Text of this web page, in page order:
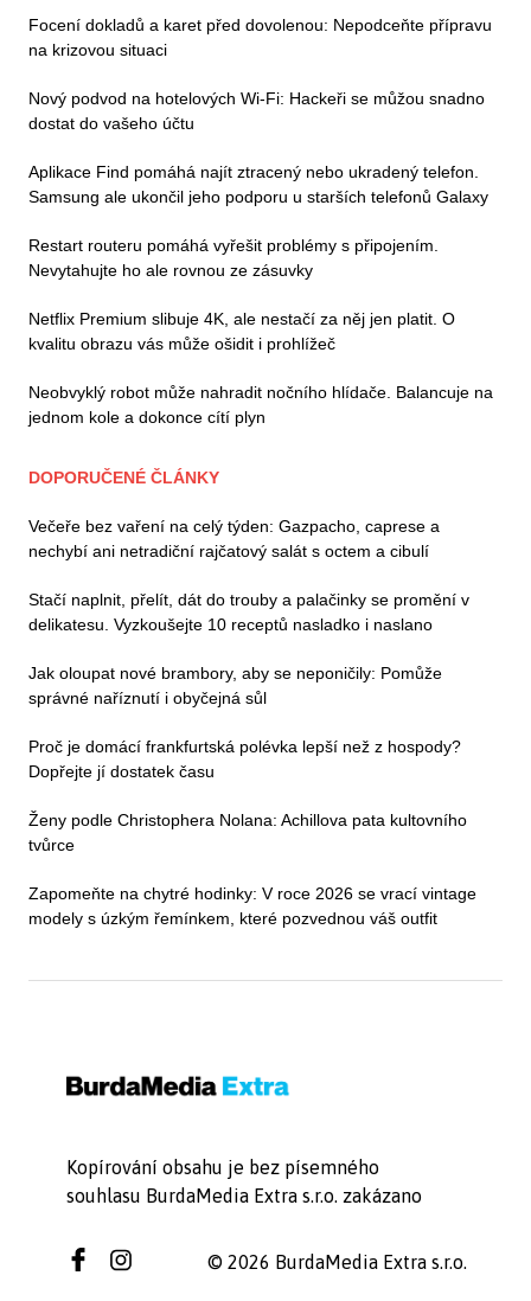
Focení dokladů a karet před dovolenou: Nepodceňte přípravu
na krizovou situaci
Nový podvod na hotelových Wi-Fi: Hackeři se můžou snadno
dostat do vašeho účtu
Aplikace Find pomáhá najít ztracený nebo ukradený telefon.
Samsung ale ukončil jeho podporu u starších telefonů Galaxy
Restart routeru pomáhá vyřešit problémy s připojením.
Nevytahujte ho ale rovnou ze zásuvky
Netflix Premium slibuje 4K, ale nestačí za něj jen platit. O
kvalitu obrazu vás může ošidit i prohlížeč
Neobvyklý robot může nahradit nočního hlídače. Balancuje na
jednom kole a dokonce cítí plyn
DOPORUČENÉ ČLÁNKY
Večeře bez vaření na celý týden: Gazpacho, caprese a
nechybí ani netradiční rajčatový salát s octem a cibulí
Stačí naplnit, přelít, dát do trouby a palačinky se promění v
delikatesu. Vyzkoušejte 10 receptů nasladko i naslano
Jak oloupat nové brambory, aby se neponičily: Pomůže
správné naříznutí i obyčejná sůl
Proč je domácí frankfurtská polévka lepší než z hospody?
Dopřejte jí dostatek času
Ženy podle Christophera Nolana: Achillova pata kultovního
tvůrce
Zapomeňte na chytré hodinky: V roce 2026 se vrací vintage
modely s úzkým řemínkem, které pozvednou váš outfit
Kopírování obsahu je bez písemného
souhlasu BurdaMedia Extra s.r.o. zakázano
© 2026 BurdaMedia Extra s.r.o.